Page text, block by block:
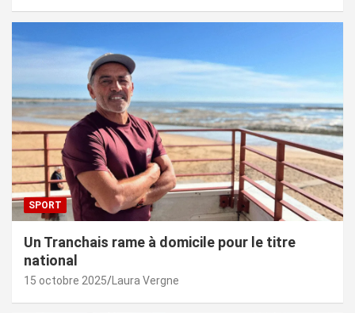
SPORT
Un Tranchais rame à domicile pour le titre
national
15 octobre 2025 Laura Vergne